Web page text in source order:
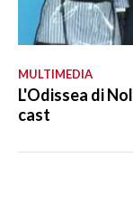
MULTIMEDIA
L'Odissea di
cast